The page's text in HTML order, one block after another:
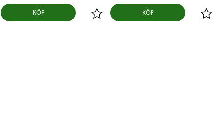
KÖP KÖP